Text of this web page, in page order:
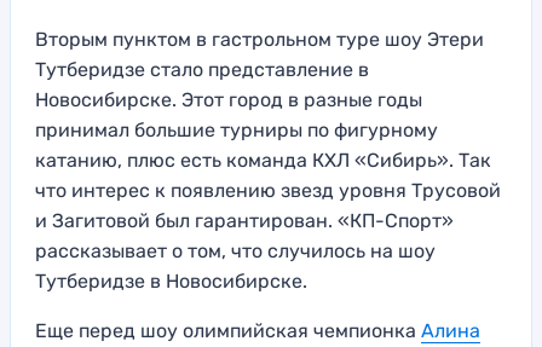
Вторым пунктом в гастрольном туре шоу Этери
Тутберидзе стало представление в
Новосибирске. Этот город в разные годы
принимал большие турниры по фигурному
катанию, плюс есть команда КХЛ «Сибирь». Так
что интерес к появлению звезд уровня Трусовой
и Загитовой был гарантирован. «КП-Спорт»
рассказывает о том, что случилось на шоу
Тутберидзе в Новосибирске.
Еще перед шоу олимпийская чемпионка Алина